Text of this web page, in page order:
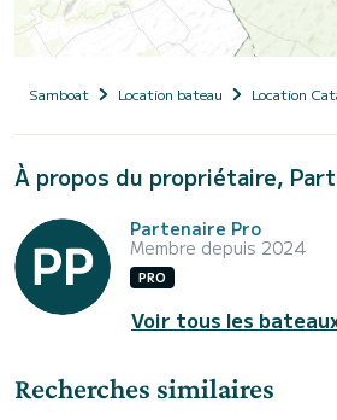
Samboat Location bateau Location
À propos du propriétaire,
Partenaire Pro
Membre depuis 2024
PRO
Voir tous les
Recherches similaires